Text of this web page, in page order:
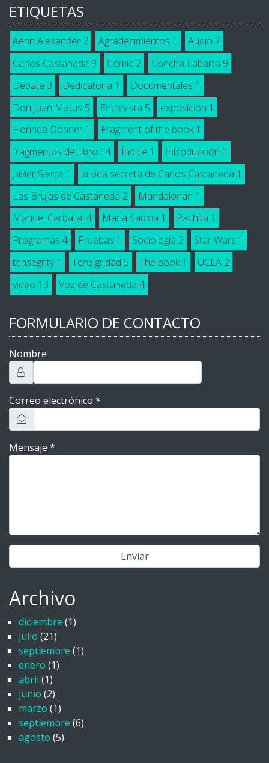
ETIQUETAS
Aerin Alexander 2 Agradecimientos 1 Audio 7
Carlos Castaneda 9 Cómic 2 Concha Labarta 9
Debate 3 Dedicatoria 1 Documentales 1
Don Juan Matus 5 Entrevista 5 exposición 1
Florinda Donner 1 Fragment of the book1
fragmentos del libro 14 Índice 1 Introducción 1
Javier Sierra 1 la vida secreta de Carlos Castaneda 1
Las Brujas de Castaneda 2 Mandalorian 1
Manuel Carballal4 María Sabina 1 Pachita 1
Programas4 Pruebas 1 Sociologia 2 Star Wars 1
tensegrity1 Tensigridad 5 The book1 UCLA 2
video 13 Voz de Castaneda4
FORMULARIO DE CONTACTO
Nombre
Correo electrónico *
Mensaje *
Archivo
diciembre (1)
julio (21)
septiembre (1)
enero (1)
abril (1)
junio (2)
marzo (1)
septiembre (6)
agosto (5)